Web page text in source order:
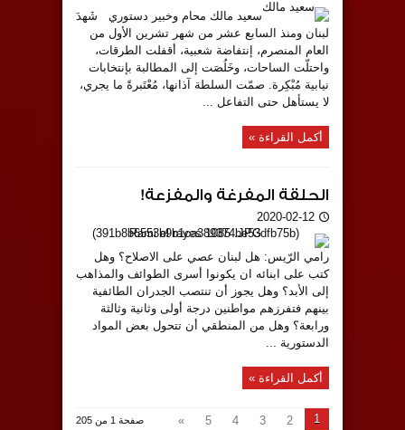
سعيد مالك محام وخبير دستوري شَهدَ
لبنان ومنذ السابع عشر من شهر تشرين الأول من
العام المنصرم، إنتفاضة شعبية، أقفلت الطرقات،
واحتلّت الساحات، وخَلُصَت إلى المطالبة بإنتخابات
نيابية مُبْكِرة. صمّت السلطة آذانها، مُعْتَبرةً ما يجري،
لا يستأهل حتى التفاعل ...
أكمل القراءة »
الحلقة المفرغة والمفزعة!
2020-02-12
رامي الرّيس: هل لبنان عصي على الاصلاح؟ وهل
كتب على ابنائه ان يكونوا أسرى الطوائف والمذاهب
إلى الأبد؟ وهل يجوز أن تنتصب الجدران الطائفية
بينهم فتفرزهم مواطنين درجة أولى وثانية وثالثة
ورابعة؟ وهل من المنطقي أن تتحول بعض المواد
الدستورية ...
أكمل القراءة »
صفحة 1 من 205 1
2
3
4
5
»